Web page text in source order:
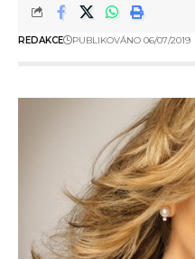
REDAKCE PUBLIKOVÁNO 06/07/2019